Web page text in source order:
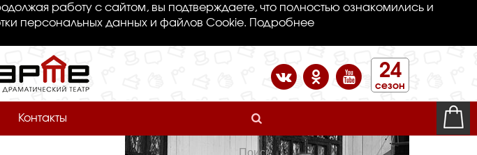
работу с сайтом, вы подтверждаете, что полностью ознакомились и
персональных данных и файлов Cookie. Подробнее
24
сезон
Контакты